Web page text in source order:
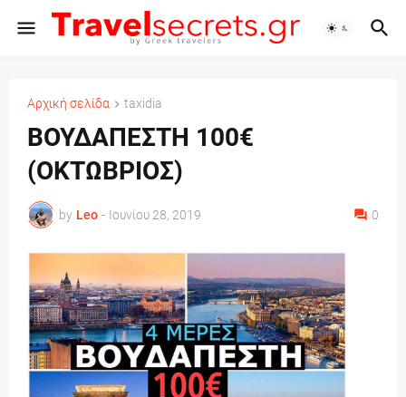
Αρχική σελίδα taxidia
ΒΟΥΔΑΠΕΣΤΗ 100€
(ΟΚΤΩΒΡΙΟΣ)
by Leo - Ιουνίου 28, 2019 0